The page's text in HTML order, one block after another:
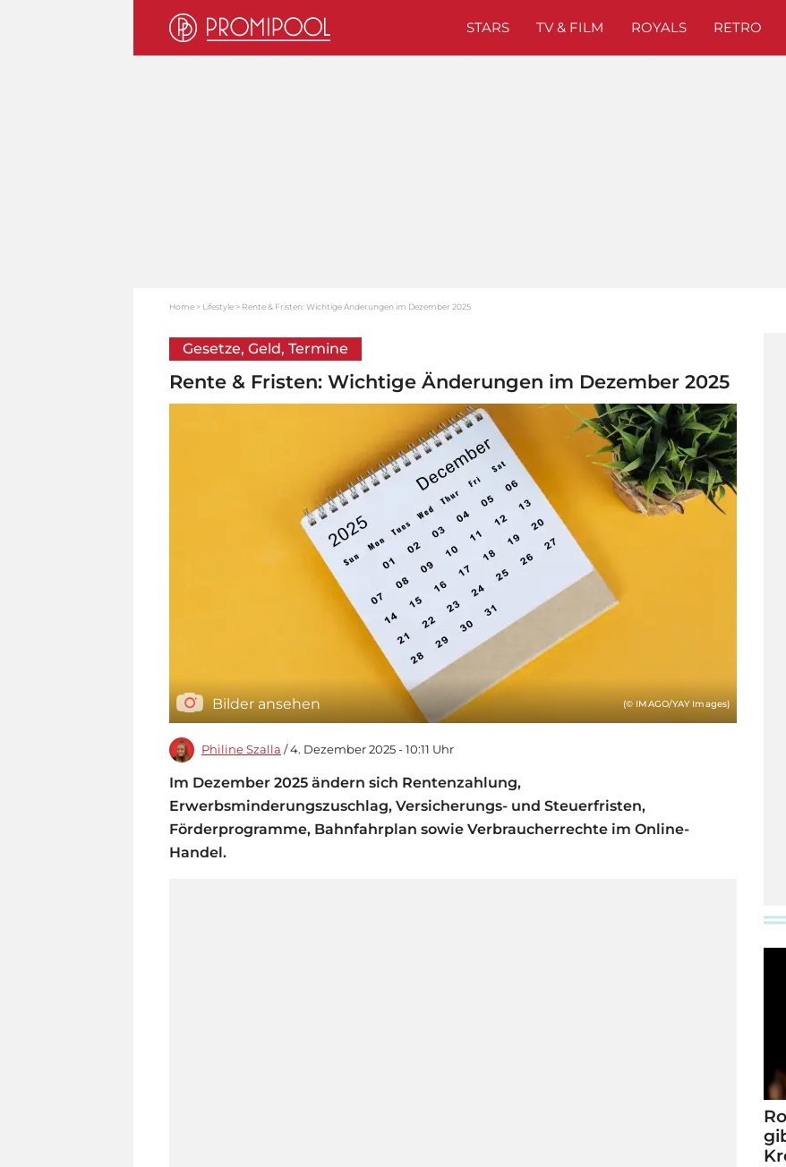
STARS TV & FILM ROYALS RETRO
Home Lifestyle Rente & Fristen: Wichtige Änderungen im Dezember 2025
Gesetze, Geld, Termine
Rente & Fristen: Wichtige Änderungen im Dezember 2025
Bilder ansehen (© IMAGO/YAY Images)
Philine Szalla / 4. Dezember 2025 - 10:11 Uhr
Im Dezember 2025 ändern sich Rentenzahlung,
Erwerbsminderungszuschlag, Versicherungs- und Steuerfristen,
Förderprogramme, Bahnfahrplan sowie Verbraucherrechte im Online-
Handel.